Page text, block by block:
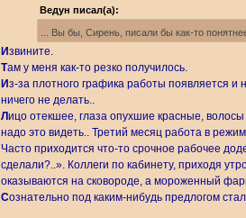
Ведун писал(а):
... Вы бы, Сирень, писали бы как-то
Извините.
Там у меня как-то резко получилось.
Из-за плотного графика работы появляется и
ничего не делать..
Лицо отекшее, глаза опухшие красные,
надо это видеть.. Третий месяц работа в
Часто приходится что-то срочное рабочее
сделали?..». Коллеги по кабинету, приходя
оказываются на сковороде, а мороженный
Сознательно под каким-нибудь предлогом